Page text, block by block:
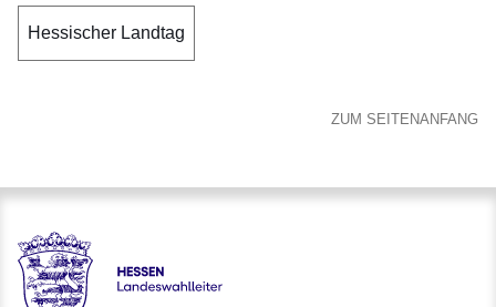
Hessischer Landtag
ZUM SEITENANFANG